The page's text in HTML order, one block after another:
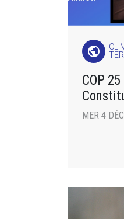
public
COP
MER 4